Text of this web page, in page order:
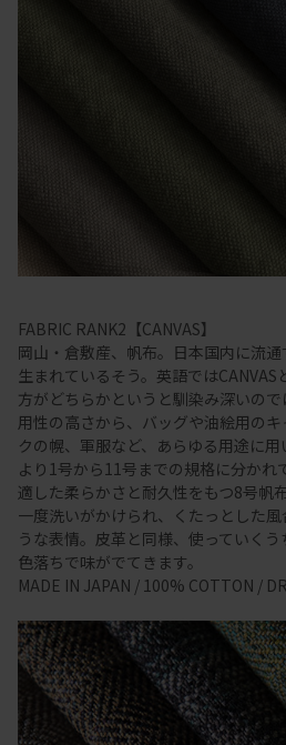
FABRIC RANK2【CANVAS】
岡山・倉敷産、帆布。日本国内に流
生まれているそう。英語では
方がどちらかというと馴染み深いの
用性の高さから、バッグや油絵用の
クの幌、軍服など、あらゆる用途に
より1号から11号までの規格に分かれ
適した柔らかさと耐久性をもつ8号帆
一度洗いがかけられ、くたっとした
うな表情。皮革と同様、使っていく
色落ちで味がでてきます。
MADE IN JAPAN / 100% COTTON /